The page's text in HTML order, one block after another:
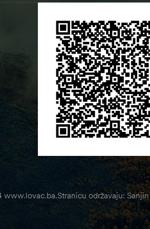
održavaju: